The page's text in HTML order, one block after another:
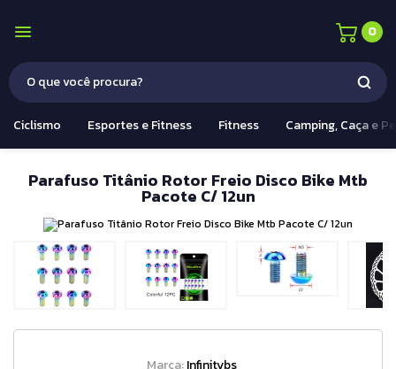
0
Ciclismo Esportes e Fitness Fitness Camping, Caça e
Parafuso Titânio Rotor Freio Disco Bike Mtb
Pacote C/ 12un
Marca:Infinitybs